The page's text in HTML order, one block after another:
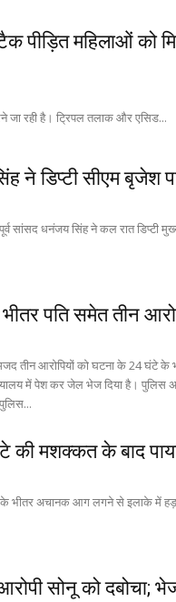
पीड़ित महिलाओं को
जा रही है। ट्रिपल तलाक और एसिड...
डिप्टी सीएम बृजेश
सांसद धनंजय सिंह ने कल रात डिप्टी
पति समेत तीन
अधीक्षक अभिमन्यु मांगलिक के निर्देशन में
की मशक्कत के बाद
के भीतर अचानक आग लगने से इलाके में
सोनू को दबोचा;